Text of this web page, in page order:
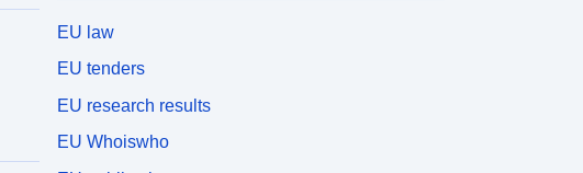
EU law
EU tenders
EU research results
EU Whoiswho